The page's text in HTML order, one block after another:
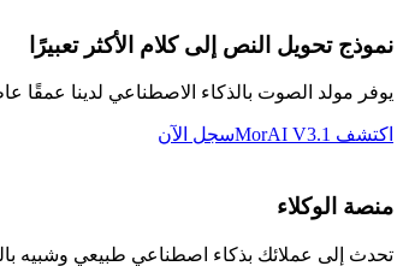
نموذج تحويل النص إلى كلام الأكثر تعبيرًا
يوفر مولد الصوت بالذكاء الاصطناعي لدينا عمقًا
اكتشف MorAI V3.1 سجل الآن
منصة الوكلاء
تحدث إلى عملائك بذكاء اصطناعي طبيعي وشبيه